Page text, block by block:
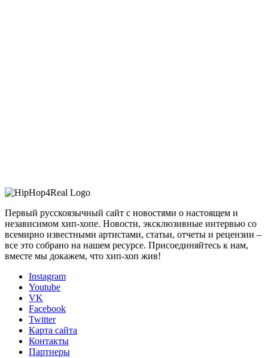
Первый русскоязычный сайт с новостями о настоящем и
независимом хип-хопе. Новости, эксклюзивные интервью со
всемирно известными артистами, статьи, отчеты и рецензии –
все это собрано на нашем ресурсе. Присоединяйтесь к нам,
вместе мы докажем, что хип-хоп жив!
Instagram
Youtube
VK
Facebook
Twitter
Карта сайта
Контакты
Партнеры